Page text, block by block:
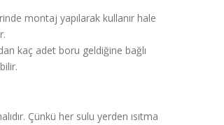
montaj yapılarak kullanır hale
kaç adet boru geldiğine bağlı
Çünkü her sulu yerden ısıtma